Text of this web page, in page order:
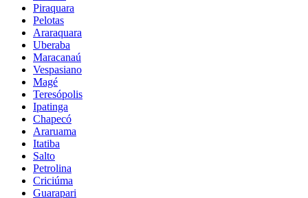
Piraquara
Pelotas
Araraquara
Uberaba
Maracanaú
Vespasiano
Magé
Teresópolis
Ipatinga
Chapecó
Araruama
Itatiba
Salto
Petrolina
Criciúma
Guarapari